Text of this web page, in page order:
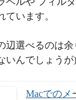
ています。
辺選べるのは
んでしょうが)
Macでのメ